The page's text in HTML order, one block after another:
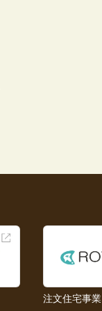
注文住宅事業